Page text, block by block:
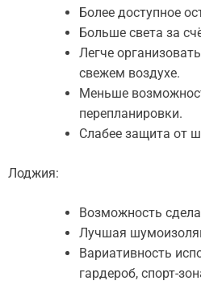
Более доступное
Больше света за
Легче
свежем воздухе.
Меньше
перепланировки.
Слабее защита от
Лоджия:
Возможность
Лучшая
Вариативность
гардероб, спорт-